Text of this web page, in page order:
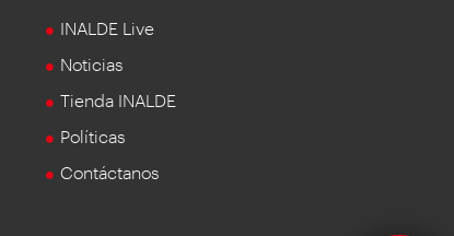
INALDE Live
Noticias
Tienda INALDE
Políticas
Contáctanos